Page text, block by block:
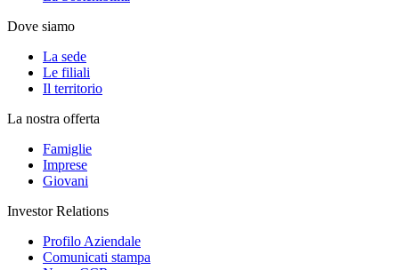
Dove siamo
La sede
Le filiali
Il territorio
La nostra offerta
Famiglie
Imprese
Giovani
Investor Relations
Profilo Aziendale
Comunicati stampa